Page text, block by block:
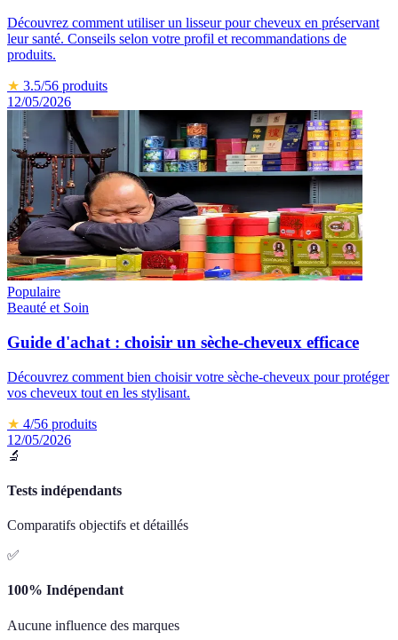
Découvrez comment utiliser un lisseur pour cheveux en préservant
leur santé. Conseils selon votre profil et recommandations de
produits.
★ 3.5/56 produits
12/05/2026
Populaire
Beauté et Soin
Guide d'achat : choisir un sèche-cheveux efficace
Découvrez comment bien choisir votre sèche-cheveux pour protéger
vos cheveux tout en les stylisant.
★ 4/56 produits
12/05/2026
🔬
Tests indépendants
Comparatifs objectifs et détaillés
✅
100% Indépendant
Aucune influence des marques